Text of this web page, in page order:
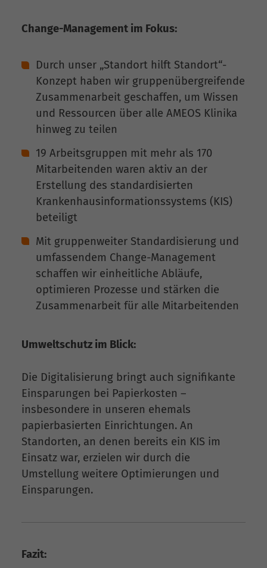
Change-Management im Fokus:
Durch unser „Standort hilft Standort“-
Konzept haben wir gruppenübergreifende
Zusammenarbeit geschaffen, um Wissen
und Ressourcen über alle AMEOS Klinika
hinweg zu teilen
19 Arbeitsgruppen mit mehr als 170
Mitarbeitenden waren aktiv an der
Erstellung des standardisierten
Krankenhausinformationssystems (KIS)
beteiligt
Mit gruppenweiter Standardisierung und
umfassendem Change-Management
schaffen wir einheitliche Abläufe,
optimieren Prozesse und stärken die
Zusammenarbeit für alle Mitarbeitenden
Umweltschutz im Blick:
Die Digitalisierung bringt auch signifikante
Einsparungen bei Papierkosten –
insbesondere in unseren ehemals
papierbasierten Einrichtungen. An
Standorten, an denen bereits ein KIS im
Einsatz war, erzielen wir durch die
Umstellung weitere Optimierungen und
Einsparungen.
Fazit: